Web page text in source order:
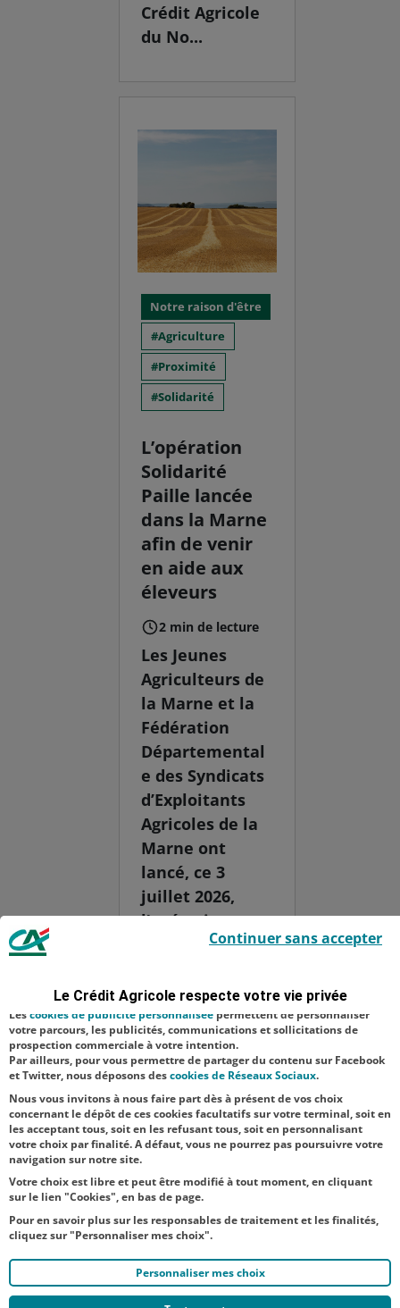
Crédit Agricole
du No...
Notre raison d'être
Agriculture
Proximité
Solidarité
L’opération
Solidarité
Paille lancée
dans la Marne
afin de venir
en aide aux
éleveurs
2 min de lecture
Les Jeunes
Agriculteurs de
la Marne et la
Fédération
Départemental
e des Syndicats
d’Exploitants
Agricoles de la
Marne ont
lancé, ce 3
juillet 2026,
l’opération
solidarité
venir en aide
aux éleveurs
faisant face aux
difficultés
Le Crédit Agricole respecte votre vie privée
indispensables car utilisés à des fins de bon fonctionnement et de
sécurité ; d’autres sont facultatifs. Les
satisfaction facultatifs.
Lescookies de publicité personnalisée permettent de personnaliser
votre parcours, les publicités, communications et sollicitations de
prospection commerciale à votre intention.
Par ailleurs, pour vous permettre de partager du contenu sur Facebook
et Twitter, nous déposons descookies de Réseaux Sociaux.
Nous vous invitons à nous faire part dès à présent de vos choix
concernant le dépôt de ces cookies facultatifs sur votre terminal, soit en
les acceptant tous, soit en les refusant tous, soit en personnalisant
votre choix par finalité. A défaut, vous ne pourrez pas poursuivre votre
navigation sur notre site.
Votre choix est libre et peut être modifié à tout moment, en cliquant
sur le lien "Cookies", en bas de page.
Pour en savoir plus sur les responsables de traitement et les finalités,
cliquez sur "Personnaliser mes choix".
Personnaliser mes choix
Continuer sans accepter